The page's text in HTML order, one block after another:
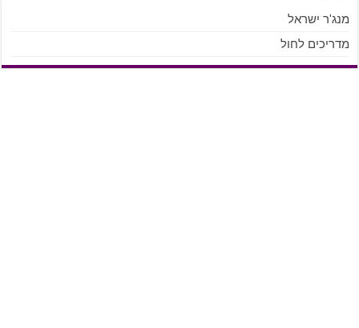
מנג'ר ישראל
מדריכים לחול